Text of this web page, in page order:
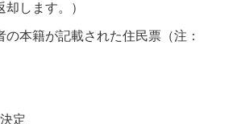
却します。）
の本籍が記載された住民票（注：
定